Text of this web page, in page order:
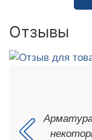
Отзывы